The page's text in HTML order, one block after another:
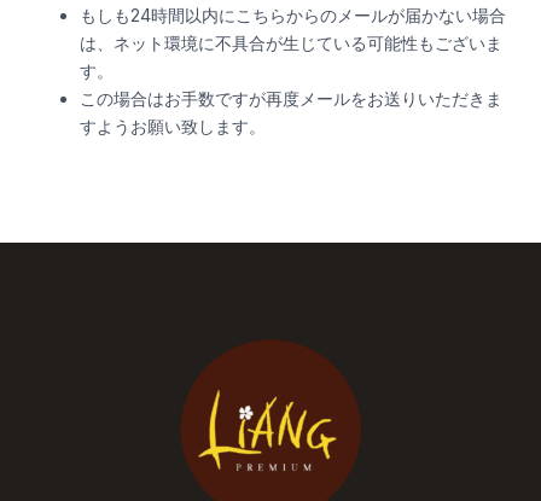
もしも24時間以内にこちらからのメールが届かない場合
は、ネット環境に不具合が生じている可能性もございま
す。
この場合はお手数ですが再度メールをお送りいただきま
すようお願い致します。